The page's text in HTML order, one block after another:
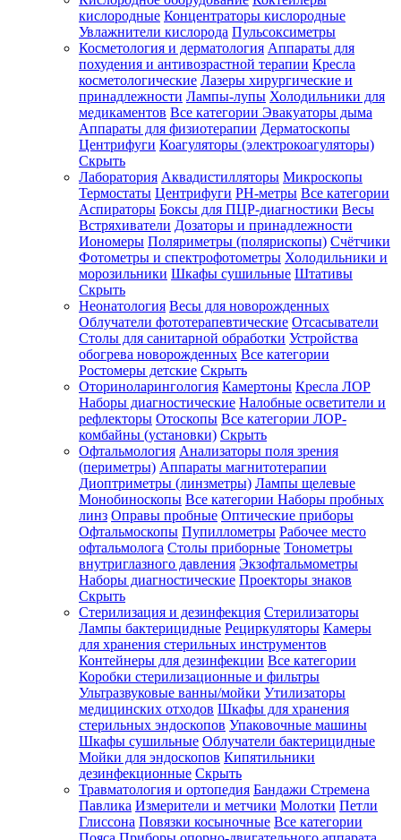
Зарегистрироваться
Зачем
регистрироваться?
Все
покупки
одном
месте
Личный
менеджер
Отслеживание
статуса
заказа
кислородные Концентраторы кислородные
Увлажнители кислорода Пульсоксиметры
Косметология и дерматология Аппараты для
похудения и антивозрастной терапии Кресла
косметологические Лазеры хирургические и
принадлежности Лампы-лупы Холодильники для
медикаментов Все категории Эвакуаторы дыма
Аппараты для физиотерапии Дерматоскопы
Центрифуги Коагуляторы (электрокоагуляторы)
Скрыть
Лаборатория Аквадистилляторы Микроскопы
Термостаты Центрифуги PH-метры Все категории
Аспираторы Боксы для ПЦР-диагностики Весы
Встряхиватели Дозаторы и принадлежности
Иономеры Поляриметры (полярископы) Счётчики
Фотометры и спектрофотометры Холодильники и
морозильники Шкафы сушильные Штативы
Скрыть
Неонатология Весы для новорожденных
Облучатели фототерапевтические Отсасыватели
Столы для санитарной обработки Устройства
обогрева новорожденных Все категории
Ростомеры детские Скрыть
Оториноларингология Камертоны Кресла ЛОР
Наборы диагностические Налобные осветители и
рефлекторы Отоскопы Все категории ЛОР-
комбайны (установки) Скрыть
Офтальмология Анализаторы поля зрения
(периметры) Аппараты магнитотерапии
Диоптриметры (линзметры) Лампы щелевые
Монобиноскопы Все категории Наборы пробных
линз Оправы пробные Оптические приборы
Офтальмоскопы Пупиллометры Рабочее место
офтальмолога Столы приборные Тонометры
внутриглазного давления Экзофтальмометры
Наборы диагностические Проекторы знаков
Скрыть
Стерилизация и дезинфекция Стерилизаторы
Лампы бактерицидные Рециркуляторы Камеры
для хранения стерильных инструментов
Контейнеры для дезинфекции Все категории
Коробки стерилизационные и фильтры
Ультразвуковые ванны/мойки Утилизаторы
медицинских отходов Шкафы для хранения
стерильных эндоскопов Упаковочные машины
Шкафы сушильные Облучатели бактерицидные
Мойки для эндоскопов Кипятильники
дезинфекционные Скрыть
Травматология и ортопедия Бандажи Стремена
Павлика Измерители и метчики Молотки Петли
Глиссона Повязки косыночные Все категории